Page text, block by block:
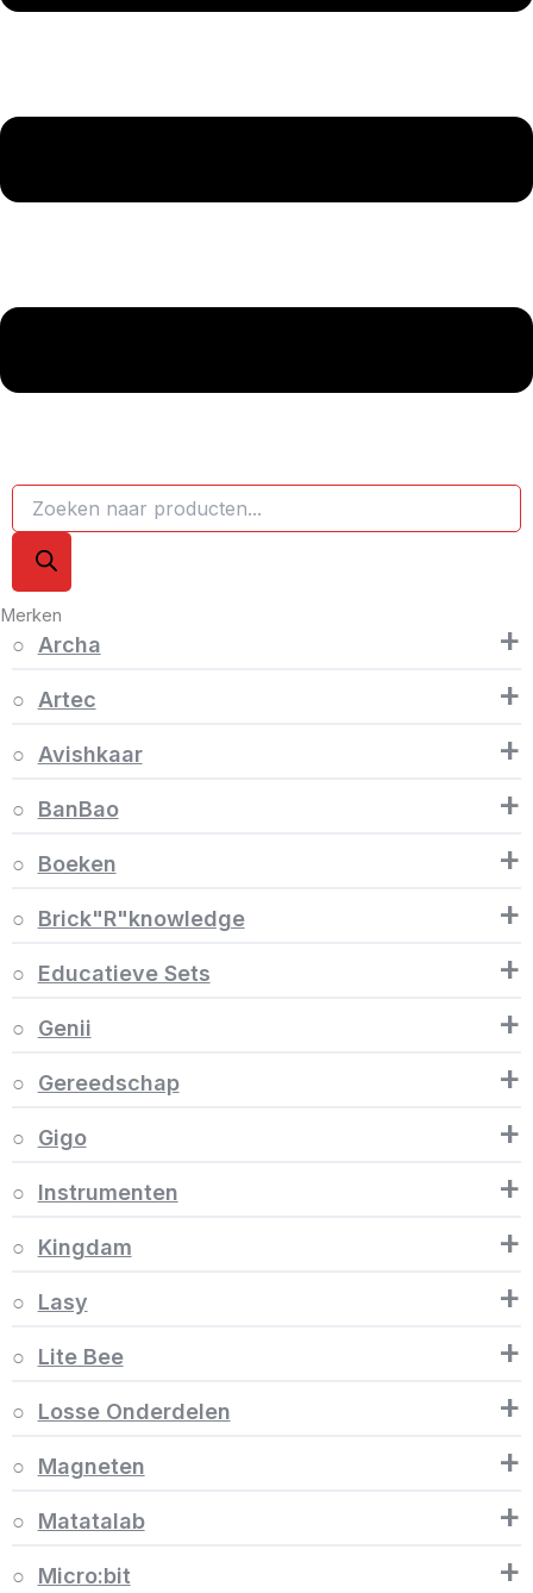
Merken
Archa +
Artec +
Avishkaar +
BanBao +
Boeken +
Brick"R"knowledge +
Educatieve Sets +
Genii +
Gereedschap +
Gigo +
Instrumenten +
Kingdam +
Lasy +
Lite Bee +
Losse Onderdelen +
Magneten +
Matatalab +
Micro:bit +